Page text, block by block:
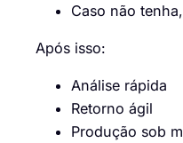
Caso não
Após isso:
Análise rápida
Retorno ágil
Produção sob